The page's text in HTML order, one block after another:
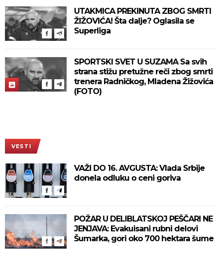
UTAKMICA PREKINUTA ZBOG SMRTI
ŽIŽOVIĆA! Šta dalje? Oglasila se
Superliga
SPORTSKI SVET U SUZAMA Sa svih
strana stižu pretužne reči zbog smrti
trenera Radničkog, Mladena Žižovića
(FOTO)
VESTI
VAŽI DO 16. AVGUSTA: Vlada Srbije
donela odluku o ceni goriva
POŽAR U DELIBLATSKOJ PEŠČARI NE
JENJAVA: Evakuisani rubni delovi
Šumarka, gori oko 700 hektara šume